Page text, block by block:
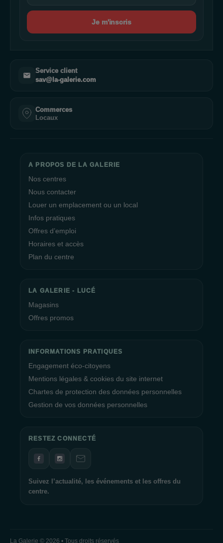
Je m'inscris
Service client
sav@la-galerie.com
Commerces
Locaux
A PROPOS DE LA GALERIE
Nos centres
Nous contacter
Louer un emplacement ou un local
Infos pratiques
Offres d’emploi
Horaires et accès
Plan du centre
LA GALERIE - LUCÉ
Magasins
Offres promos
INFORMATIONS PRATIQUES
Engagement éco-citoyens
Mentions légales & cookies du site internet
Chartes de protection des données personnelles
Gestion de vos données personnelles
RESTEZ CONNECTÉ
Suivez l’actualité, les événements et les offres du
centre.
La Galerie © 2026 • Tous droits réservés